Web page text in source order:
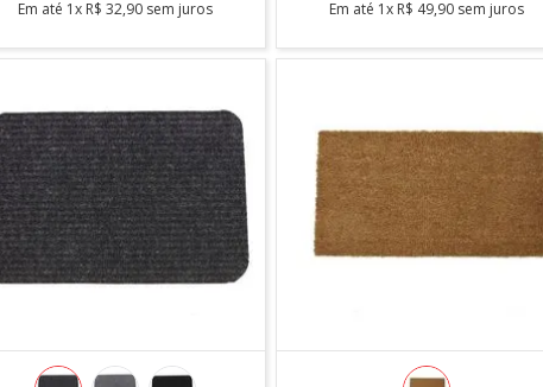
Em até 1x R$ 32,90sem juros Em até 1x R$ 49,90sem juros